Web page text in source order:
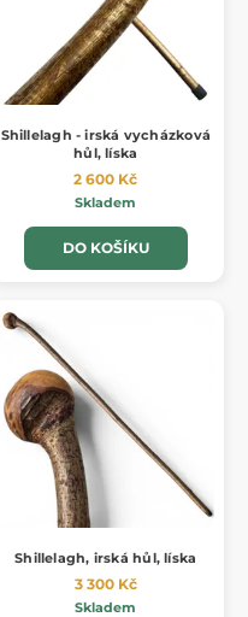
Shillelagh - irská vycházková
hůl, líska
2 600 Kč
Skladem
DO KOŠÍKU
Shillelagh, irská hůl, líska
3 300 Kč
Skladem